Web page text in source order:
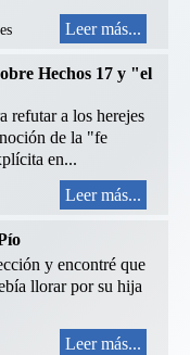
Leer más...
Hechos 17 y "el
refutar a los herejes
de la "fe
en...
Leer más...
y encontré que
llorar por su hija
Leer más...